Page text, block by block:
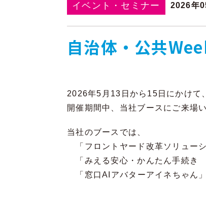
イベント・セミナー 2026年
自治体・公共
2026年5月13日から15日にかけて
開催期間中、当社ブースにご来場
当社のブースでは、
「フロントヤード改革ソリュー
「みえる安心・かんたん手続き
「窓口AIアバターアイネちゃん